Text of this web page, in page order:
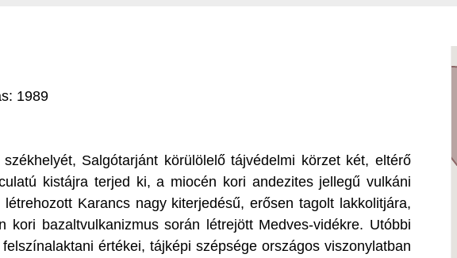
1989
Salgótarjánt körülölelő tájvédelmi körzet két, eltérő
kistájra terjed ki, a miocén kori andezites jellegű vulkáni
Karancs nagy kiterjedésű, erősen tagolt lakkolitjára,
kori bazaltvulkanizmus során létrejött Medves-vidékre. Utóbbi
értékei, tájképi szépsége országos viszonylatban